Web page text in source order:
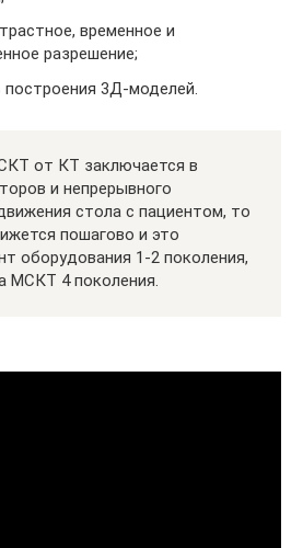
временное и
разрешение;
3Д-моделей.
от КТ заключается в
и непрерывного
стола с пациентом, то
пошагово и это
оборудования 1-2 поколения,
МСКТ 4 поколения.